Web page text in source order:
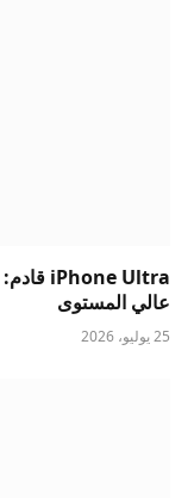
عالي المستوى
25 يوليو، 2026